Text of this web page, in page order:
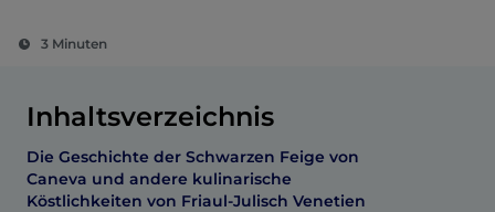
3 Minuten
Inhaltsverzeichnis
Die Geschichte der Schwarzen Feige von
Caneva und andere kulinarische
Köstlichkeiten von Friaul-Julisch Venetien